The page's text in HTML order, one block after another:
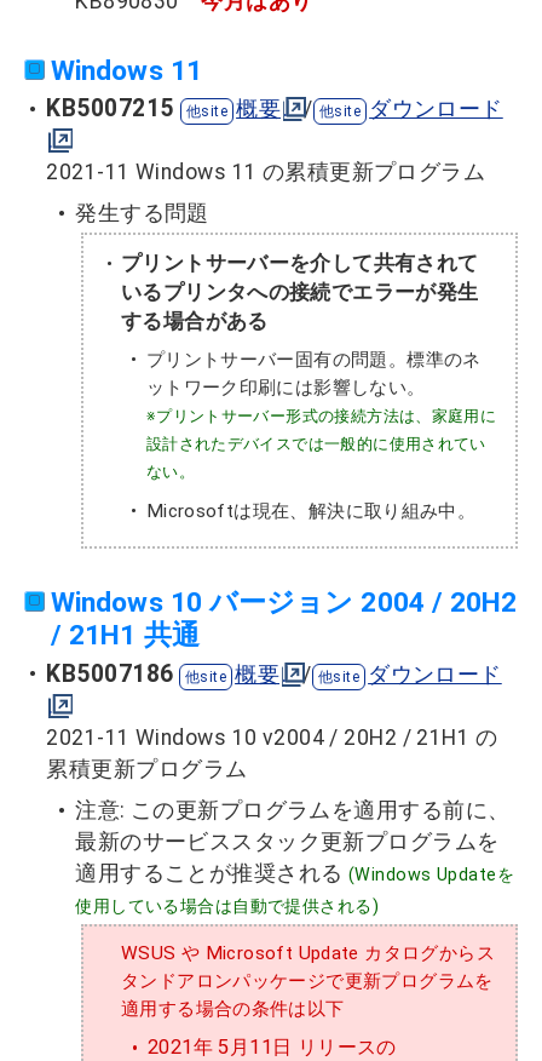
Windows 11
KB5007215 概要 / ダウンロード
2021-11 Windows 11 の累積更新プログラム
発生する問題
プリントサーバーを介して共有されて
いるプリンタへの接続でエラーが発生
する場合がある
プリントサーバー固有の問題。標準のネ
ットワーク印刷には影響しない。
※プリントサーバー形式の接続方法は、家庭用に
設計されたデバイスでは一般的に使用されてい
ない。
Microsoftは現在、解決に取り組み中。
Windows 10 バージョン 2004 / 20H2
/ 21H1 共通
KB5007186 概要 / ダウンロード
2021-11 Windows 10 v2004 / 20H2 / 21H1 の
累積更新プログラム
注意: この更新プログラムを適用する前に、
最新のサービススタック更新プログラムを
適用することが推奨される (Windows Updateを
使用している場合は自動で提供される)
WSUS や Microsoft Update カタログからス
タンドアロンパッケージで更新プログラムを
適用する場合の条件は以下
2021年 5月11日 リリースの